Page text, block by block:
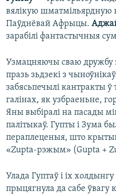
вялікую шматмільярдную
Паўднёвай Афрыцы.
зарабілі фантастычныя
Узмацняючы сваю дружбу
празь зьдзекі з
забясьпечылі кантракты ў
галінах, як узбраеньне,
Яны выбіралі на пасады
палітыкаў. Гупты і Зума
пераплеценыя, што
«Zupta-рэжым» (Gupta +
Улада Гуптаў і іх холдынгу
прыцягнула да сабе ўвагу